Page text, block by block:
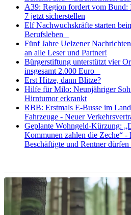
A39: Region fordert vom Bund:
7 jetzt sicherstellen
Elf Nachwuchskräfte starten
Berufsleben
Fünf Jahre Uelzener
an alle Leser und Partner!
Bürgerstiftung unterstützt vier
insgesamt 2.000 Euro
Erst Hitze, dann Blitze?
Hilfe für Milo: Neunjähriger
Hirntumor erkrankt
RBB: Erstmals E-Busse im
Fahrzeuge - Neuer
Geplante Wohngeld-Kürzung:
Kommunen zahlen die Zeche“ -
Beschäftigte und Rentner